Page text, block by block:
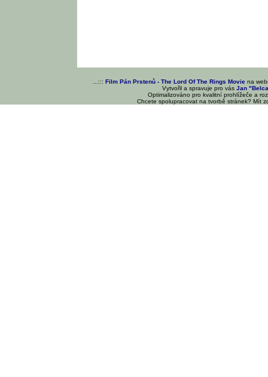
...::: Film Pán Prstenů - The Lord Of The Rings Movie na
Vytvořil a spravuje pro vásJan
Optimalizováno pro kvalitní prohlížeče a
Chcete spolupracovat na tvorbě stránek? Mít